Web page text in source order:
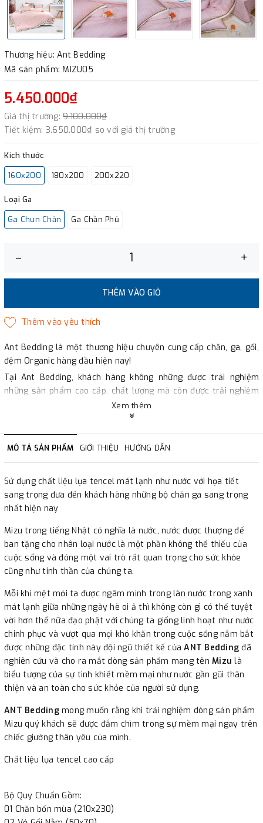
Thương hiệu: Ant Bedding
Mã sản phẩm: MIZU05
5.450.000₫
Giá thị trường: 9.100.000₫
Tiết kiệm: 3.650.000₫ so với giá thị trường
Kích thước
160x200
180x200 200x220
Loại Ga
Ga Chun Chần
Ga Chần Phủ
– +
THÊM VÀO GIỎ
Ant Bedding là một thương hiệu chuyên cung cấp chăn, ga, gối,
đệm Organic hàng đầu hiện nay!
Tại Ant Bedding, khách hàng không những được trải nghiệm
những sản phẩm cao cấp, chất lượng mà còn được trải nghiệm
dịch vụ mua sắm chuyên nghiệp.
Công nghệ Hàn Quốc: Các sản phẩm của Ant Bedding được sản
xuất theo quy trình công nghệ tiên tiến của Hàn Quốc đảm bảo
chất lượng và độ bền cực kì cao.
Sợi vải thiên nhiên và không qua tái chế: tại Ant Bedding các
dòng chăn, ga, gối, đệm, đều được làm từ chất liệu Organic, giúp
bảo vệ làn da và đặc biệt là thân thiện với môi trường, an toàn
cho người dùng.
Giá cả phù hợp: Bạn sẽ được trải nghiệm các sản phẩm ngủ chất
lượng với chi phí rất hợp lý, phù hợp với mọi gia đình khi tới Ant
Bedding.
Thiết kế sang trọng và hiện đại: Những mẫu thiết kế đẹp, họa
tiết bắt mắt hay màu sắc Hot Trend đều được Ant Bedding cập
đơn giản, trẻ trung cho tới cầu kỳ, sang trọng.
Dịch vụ chuyên nghiệp: Ant Bedding sở hữu đội ngũ nhân viên
chuyên nghiệp, luôn sẵn sàng cung cấp dịch vụ và trải nghiệm
mua sắm tốt nhất cho khách hàng.
Lựa chọn Ant Bedding bạn sẽ luôn có những đêm ngon giấc.
Cùng Ant Bedding chăm sóc giấc ngủ của bạn!
Hotline: 0989.586.879 / 0915.048.886
Website:https://antbedding.com/
Hệ thống showroom:
Nội - 0915.048.880
2. BigC Thăng Long - 222 Trần Duy Hưng, Trung Hoà, Hà Nội -
Xem thêm
MÔ TẢ SẢN PHẨM GIỚI THIỆU HƯỚNG DẪN
Sử dụng chất liệu lụa tencel mát lạnh như nước với họa tiết
sang trọng đưa đến khách hàng những bộ chăn ga sang trọng
nhất hiện nay
Mizu trong tiếng Nhật có nghĩa là nước, nước được thượng đế
ban tặng cho nhân loại nước là một phần không thể thiếu của
cuộc sống và đóng một vai trò rất quan trọng cho sức khỏe
cũng như tinh thần của chúng ta.
Mỗi khi mệt mỏi ta được ngâm mình trong làn nước trong xanh
mát lạnh giữa những ngày hè oi ả thì không còn gì có thể tuyệt
vời hơn thế nữa đạo phật với chúng ta giống linh hoạt như nước
chinh phục và vượt qua mọi khó khăn trong cuộc sống nắm bắt
được những đặc tính này đội ngũ thiết kế củaANT Bedding đã
nghiên cứu và cho ra mắt dòng sản phẩm mang tên Mizu là
biểu tượng của sự tinh khiết mềm mại như nước gần gũi thân
thiện và an toàn cho sức khỏe của người sử dụng.
ANT Beddingmong muốn rằng khi trải nghiệm dòng sản phẩm
Mizu quý khách sẽ được đắm chìm trong sự mềm mại ngay trên
chiếc giường thân yêu của mình.
Chất liệu lụa tencel cao cấp
Bộ Quy Chuẩn Gồm:
01 Chăn bốn mùa (210x230)